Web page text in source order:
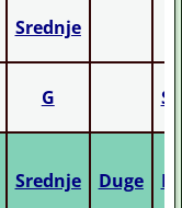
Srednje
G
Srednje Duge